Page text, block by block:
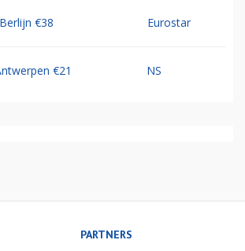
€38 Eurostar
€21 NS
PARTNERS